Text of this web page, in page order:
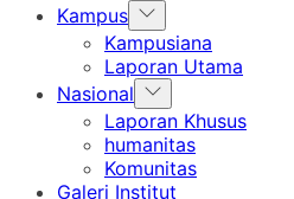
Kampus Show
sub
menu
Kampusiana
Laporan Utama
Nasional Show
sub
menu
Laporan Khusus
humanitas
Komunitas
Galeri Institut